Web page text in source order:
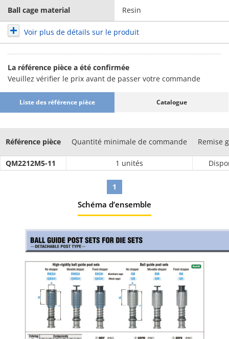
Ball cage material Resin
Voir plus de détails sur le produit
La référence pièce a été confirmée
Veuillez vérifier le prix avant de passer votre commande
Liste des référence pièce Catalogue
Référence pièce Quantité minimale de commande Remise
QM2212M5-11 1 unités
1
Schéma d’ensemble